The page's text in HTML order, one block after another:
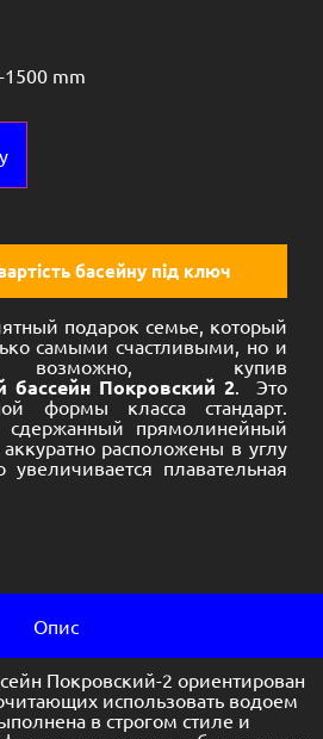
1500 mm
басейну під ключ
подарок семье, который
самыми счастливыми, но и
возможно, купив
бассейн Покровский 2. Это
формы класса стандарт.
сдержанный прямолинейный
расположены в углу
плавательная
Опис
Покровский-2 ориентирован
использовать водоем
в строгом стиле и